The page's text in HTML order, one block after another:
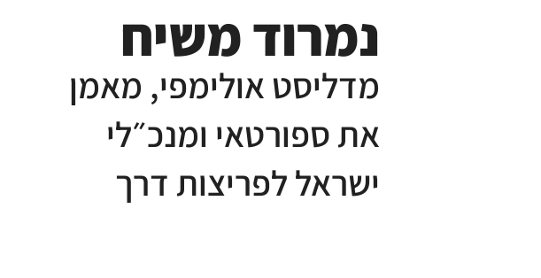
נמרוד משיח
מדליסט אולימפי, מאמן
את ספורטאי ומנכ״לי
ישראל לפריצות דרך